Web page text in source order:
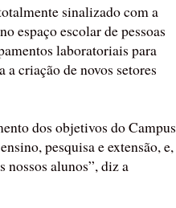
sinalizado com a
espaço escolar de pessoas
laboratoriais para
criação de novos setores
dos objetivos do Campus
pesquisa e extensão, e,
nossos alunos”, diz a